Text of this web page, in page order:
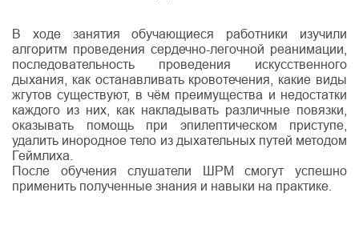
В ходе занятия обучающиеся работники изучили
алгоритм проведения сердечно-легочной реанимации,
последовательность проведения искусственного
дыхания, как останавливать кровотечения, какие виды
жгутов существуют, в чём преимущества и недостатки
каждого из них, как накладывать различные повязки,
оказывать помощь при эпилептическом приступе,
удалить инородное тело из дыхательных путей методом
Геймлиха.
После обучения слушатели ШРМ смогут успешно
применить полученные знания и навыки на практике.